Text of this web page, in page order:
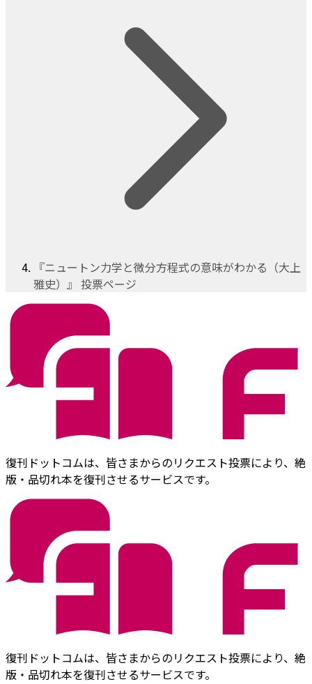
『ニュートン力学と微分方程式の意味がわかる（大上
雅史）』 投票ページ
復刊ドットコムは、皆さまからのリクエスト投票により、絶
版・品切れ本を復刊させるサービスです。
復刊ドットコムは、皆さまからのリクエスト投票により、絶
版・品切れ本を復刊させるサービスです。